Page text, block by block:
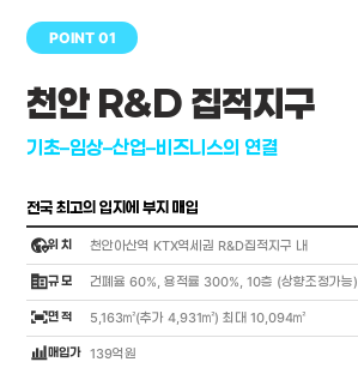
POINT 01
천안 R&D 집적지구
기초–임상–산업–비즈니스의 연결
전국 최고의 입지에 부지 매입
globe_location_pin위 치 천안아산역 KTX역세권 R&D집적지구 내
corporate_fare규 모 건폐율 60%, 용적률 300%, 10층 (상향조정가능)
fit_screen면 적 5,163㎡(추가 4,931㎡) 최대 10,094㎡
bar_chart_4_bars매입가 139억원